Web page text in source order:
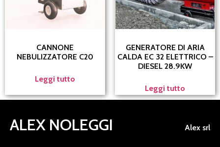
CANNONE
NEBULIZZATORE C20
Leggi tutto
GENERATORE DI ARIA
CALDA EC 32 ELETTRICO –
DIESEL 28.9KW
Leggi tutto
ALEX NOLEGGI Alex srl